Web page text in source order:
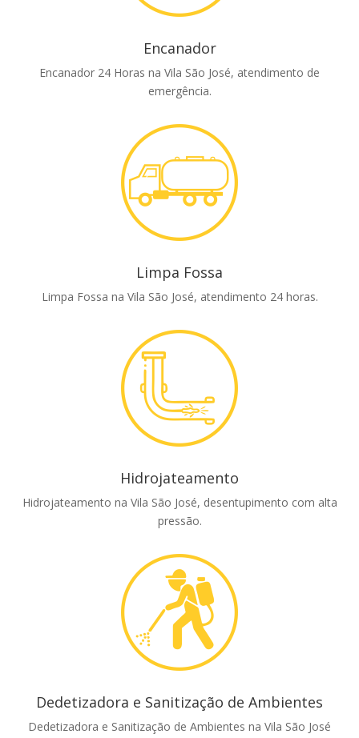
Encanador
Encanador 24 Horas na Vila São José, atendimento de
emergência.
Limpa Fossa
Limpa Fossa na Vila São José, atendimento 24 horas.
Hidrojateamento
Hidrojateamento na Vila São José, desentupimento com alta
pressão.
Dedetizadora e Sanitização de Ambientes
Dedetizadora e Sanitização de Ambientes na Vila São José